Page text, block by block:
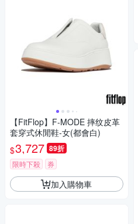
【FitFlop】F-MODE 摔纹皮革
套穿式休閒鞋-女(都會白)
$3,727 89折
限時下殺 券
加入購物車